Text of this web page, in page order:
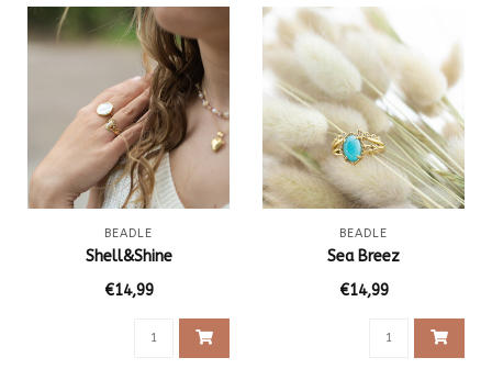
BEADLE
Shell&Shine
€14,99
BEADLE
Sea Breez
€14,99